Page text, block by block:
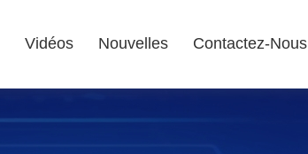
Vidéos Nouvelles Contactez-Nous